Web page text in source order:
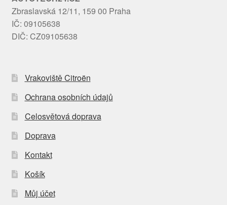
Zbraslavská 12/11, 159 00 Praha
IČ: 09105638
DIČ: CZ09105638
Vrakoviště Citroën
Ochrana osobních údajů
Celosvětová doprava
Doprava
Kontakt
Košík
Můj účet